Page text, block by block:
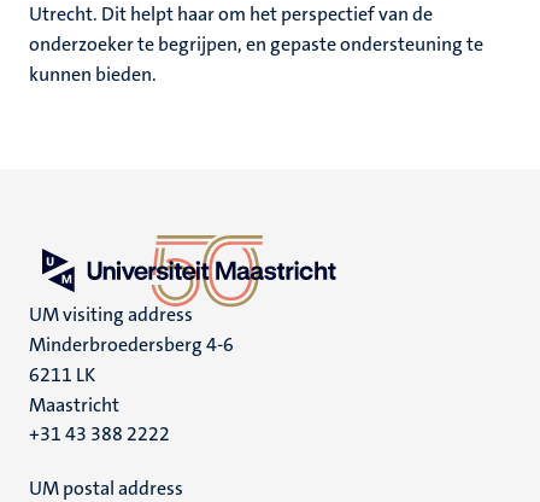
Utrecht. Dit helpt haar om het perspectief van de
onderzoeker te begrijpen, en gepaste ondersteuning te
kunnen bieden.
UM visiting address
Minderbroedersberg 4-6
6211 LK
Maastricht
+31 43 388 2222
UM postal address